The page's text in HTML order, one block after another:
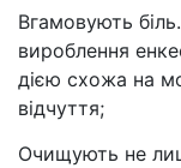
Вгамовують
вироблення
дією схожа на
відчуття;
Очищують не